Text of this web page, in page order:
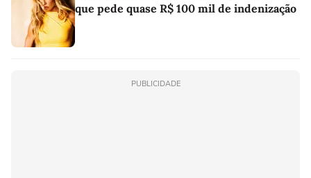
que pede quase R$ 100 mil de indenização
PUBLICIDADE